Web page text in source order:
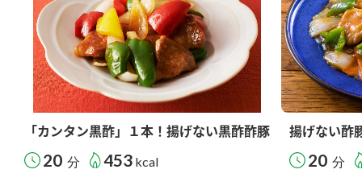
「カンタン黒酢」１本！揚げない黒酢酢豚
20 分 453 kcal
揚げない酢
20 分